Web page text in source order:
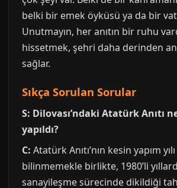
belki bir emek öyküsü ya da bir
Unutmayın, her anıtın bir ruhu
hissetmek, şehri daha derinden
sağlar.
Sıkça Sorulan Sorular
S: Dilovası’ndaki Atatürk Anıtı
yapıldı?
C: Atatürk Anıtı’nın kesin yapım
bilinmemekle birlikte, 1980’li
sanayileşme sürecinde dikildiği